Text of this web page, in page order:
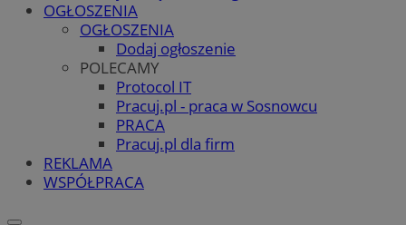
OGŁOSZENIA
OGŁOSZENIA
Dodaj ogłoszenie
POLECAMY
Protocol IT
Pracuj.pl - praca w Sosnowcu
PRACA
Pracuj.pl dla firm
REKLAMA
WSPÓŁPRACA